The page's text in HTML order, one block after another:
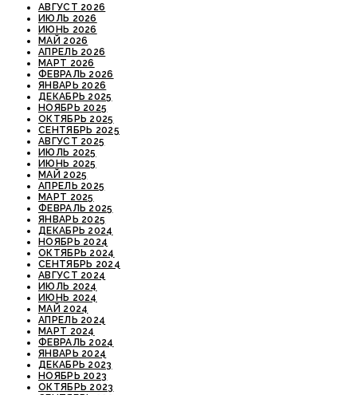
АВГУСТ 2026
ИЮЛЬ 2026
ИЮНЬ 2026
МАЙ 2026
АПРЕЛЬ 2026
МАРТ 2026
ФЕВРАЛЬ 2026
ЯНВАРЬ 2026
ДЕКАБРЬ 2025
НОЯБРЬ 2025
ОКТЯБРЬ 2025
СЕНТЯБРЬ 2025
АВГУСТ 2025
ИЮЛЬ 2025
ИЮНЬ 2025
МАЙ 2025
АПРЕЛЬ 2025
МАРТ 2025
ФЕВРАЛЬ 2025
ЯНВАРЬ 2025
ДЕКАБРЬ 2024
НОЯБРЬ 2024
ОКТЯБРЬ 2024
СЕНТЯБРЬ 2024
АВГУСТ 2024
ИЮЛЬ 2024
ИЮНЬ 2024
МАЙ 2024
АПРЕЛЬ 2024
МАРТ 2024
ФЕВРАЛЬ 2024
ЯНВАРЬ 2024
ДЕКАБРЬ 2023
НОЯБРЬ 2023
ОКТЯБРЬ 2023